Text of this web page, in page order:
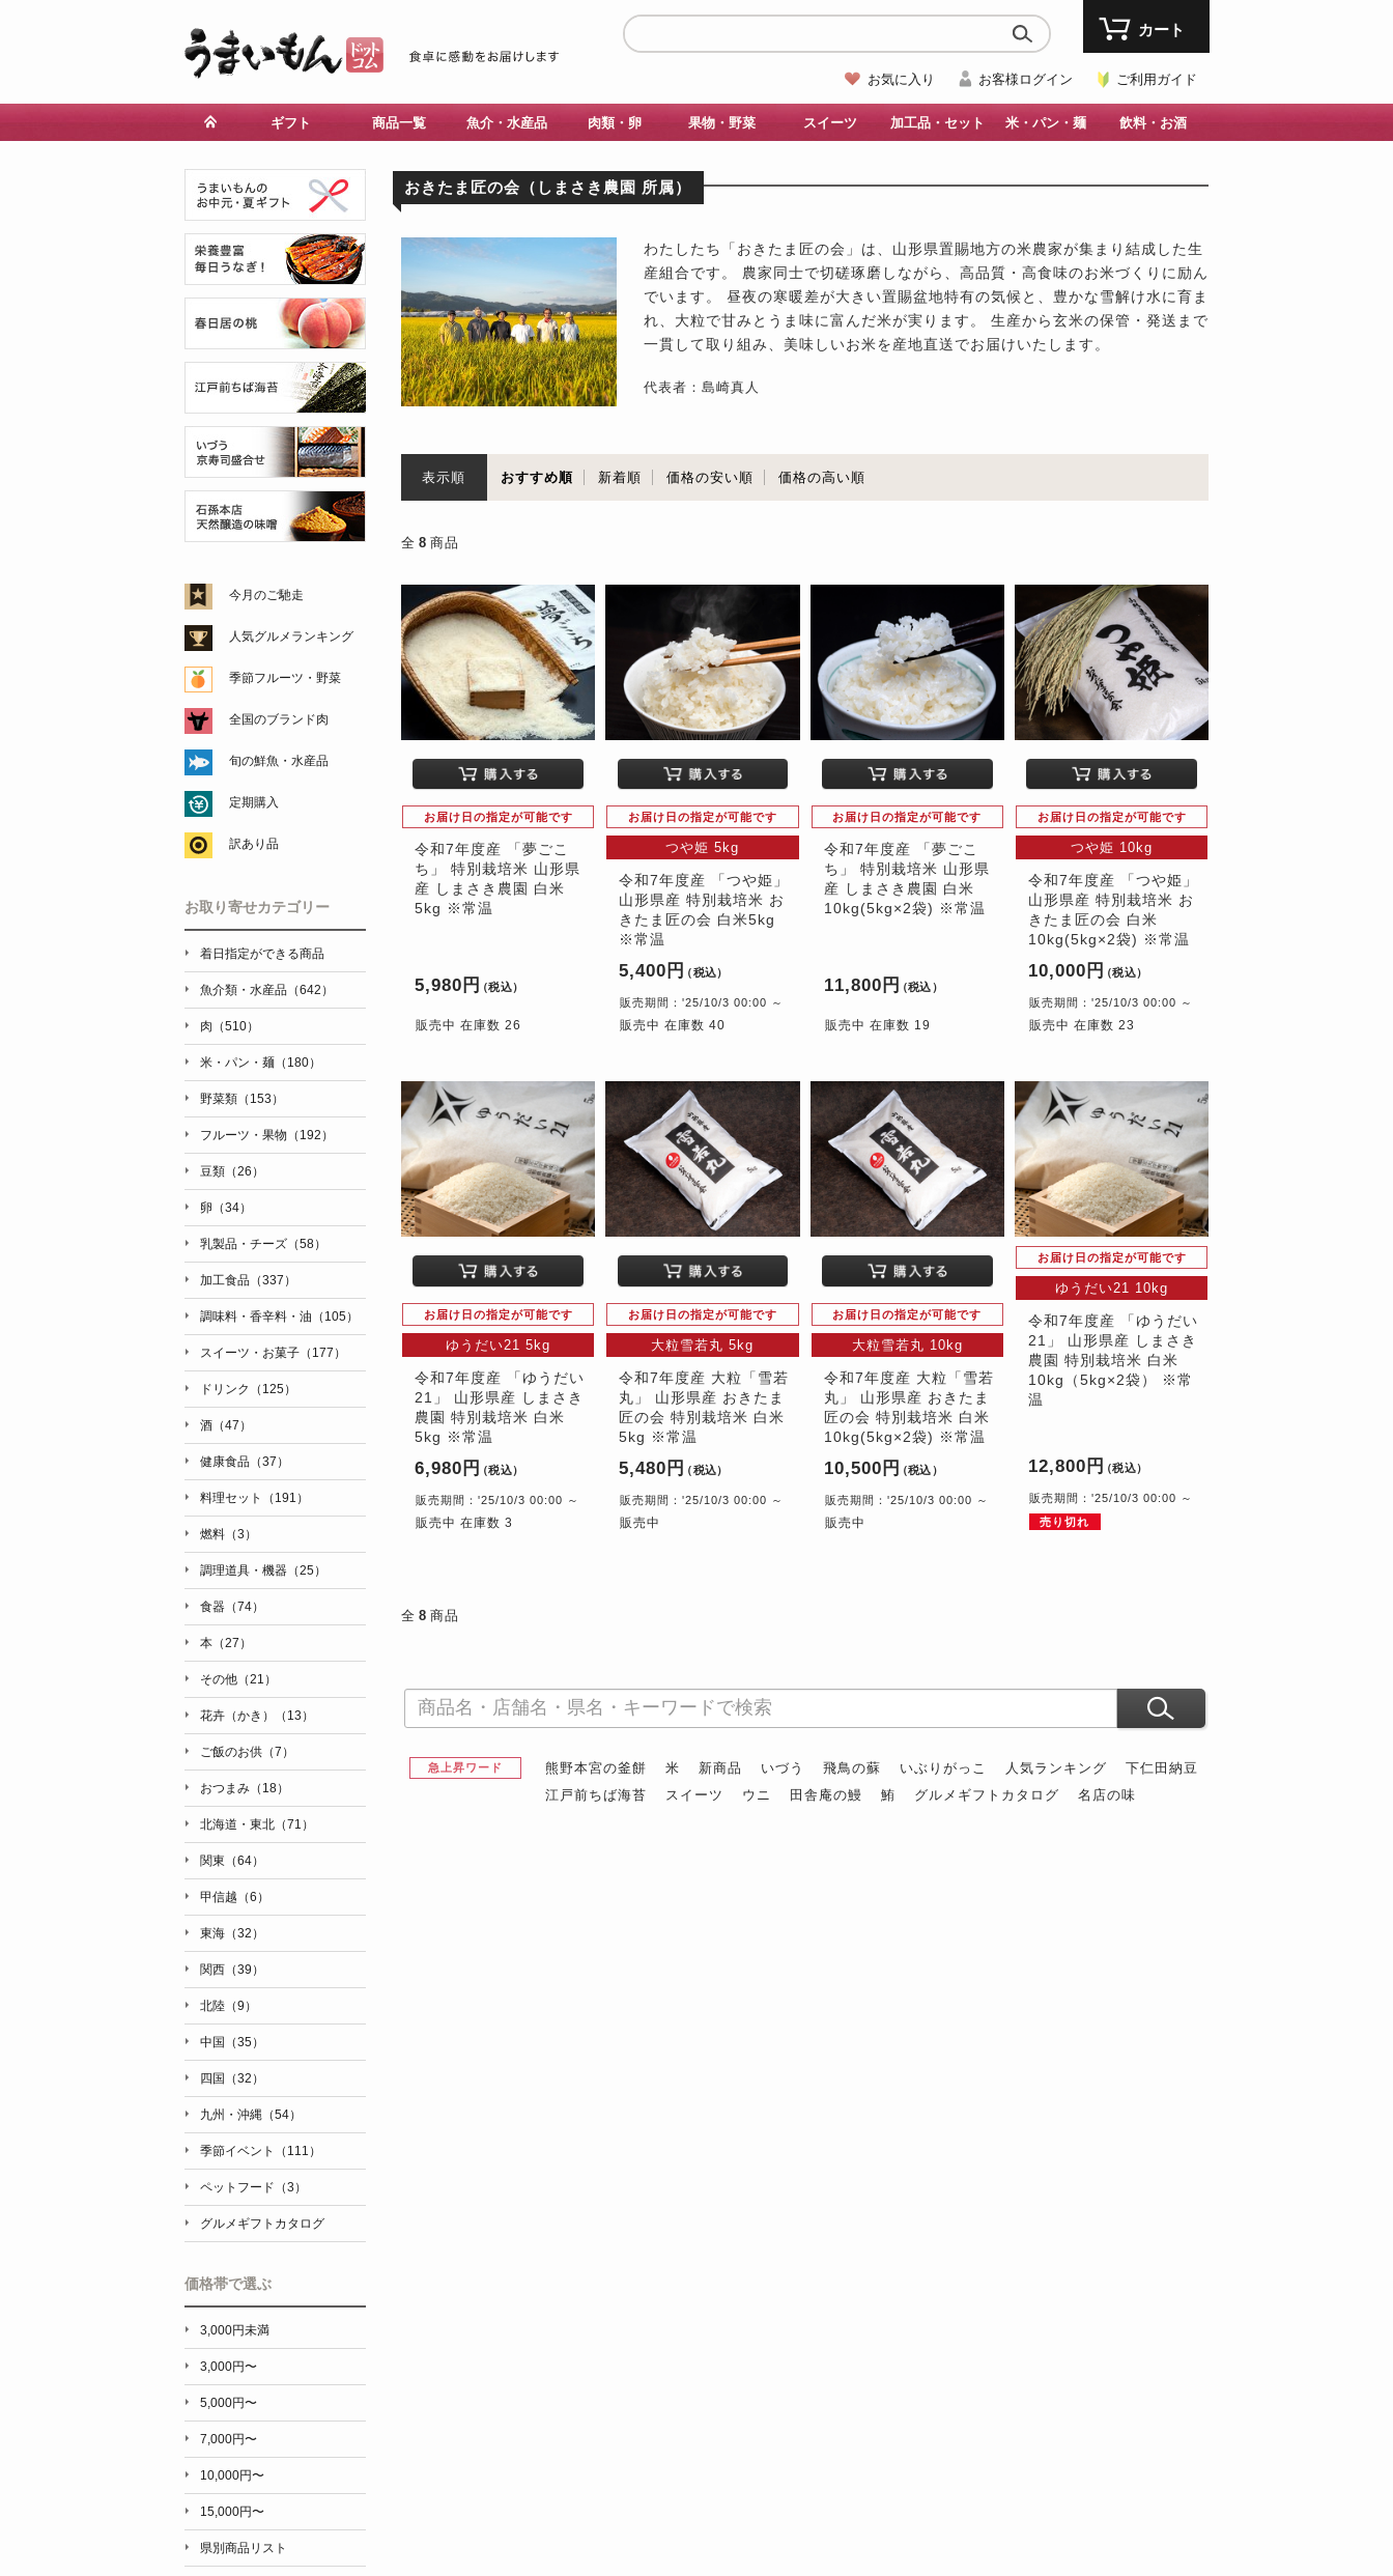
お気に入り お客様ログイン ご利用ガイド
カート
ギフト 商品一覧 魚介・水産品 肉類・卵 果物・野菜 スイーツ 加工品・セット 米・パン・麺 飲料・お酒
おきたま匠の会（しまさき農園 所属）
わたしたち「おきたま匠の会」は、山形県置賜地方の米農家が集まり結成した生
産組合です。 農家同士で切磋琢磨しながら、高品質・高食味のお米づくりに励ん
でいます。 昼夜の寒暖差が大きい置賜盆地特有の気候と、豊かな雪解け水に育ま
れ、大粒で甘みとうま味に富んだ米が実ります。 生産から玄米の保管・発送まで
一貫して取り組み、美味しいお米を産地直送でお届けいたします。
代表者：島崎真人
表示順 おすすめ順 新着順 価格の安い順 価格の高い順
全 8 商品
お届け日の指定が可能です
令和7年度産 「夢ごこ
ち」 特別栽培米 山形県
産 しまさき農園 白米
5kg ※常温
5,980円（税込）
販売中 在庫数 26
お届け日の指定が可能です
つや姫 5kg
令和7年度産 「つや姫」
山形県産 特別栽培米 お
きたま匠の会 白米5kg
※常温
5,400円 （税込）
販売期間：'25/10/3 00:00 ～
販売中 在庫数 40
お届け日の指定が可能です
令和7年度産 「夢ごこ
ち」 特別栽培米 山形県
産 しまさき農園 白米
10kg(5kg×2袋) ※常温
11,800円（税込）
販売中 在庫数 19
お届け日の指定が可能です
つや姫 10kg
令和7年度産 「つや姫」
山形県産 特別栽培米 お
きたま匠の会 白米
10kg(5kg×2袋) ※常温
10,000円 （税込）
販売期間：'25/10/3 00:00 ～
販売中 在庫数 23
お届け日の指定が可能です
ゆうだい21 5kg
令和7年度産 「ゆうだい
21」 山形県産 しまさき
農園 特別栽培米 白米
5kg ※常温
6,980円（税込）
販売期間：'25/10/3 00:00 ～
販売中 在庫数 3
お届け日の指定が可能です
大粒雪若丸 5kg
令和7年度産 大粒「雪若
丸」 山形県産 おきたま
匠の会 特別栽培米 白米
5kg ※常温
5,480円 （税込）
販売期間：'25/10/3 00:00 ～
販売中
お届け日の指定が可能です
大粒雪若丸 10kg
令和7年度産 大粒「雪若
丸」 山形県産 おきたま
匠の会 特別栽培米 白米
10kg(5kg×2袋) ※常温
10,500円（税込）
販売期間：'25/10/3 00:00 ～
販売中
お届け日の指定が可能です
ゆうだい21 10kg
令和7年度産 「ゆうだい
21」 山形県産 しまさき
農園 特別栽培米 白米
10kg（5kg×2袋） ※常
温
12,800円 （税込）
販売期間：'25/10/3 00:00 ～
売り切れ
全 8 商品
急上昇ワード 熊野本宮の釜餅 米 新商品 いづう 飛鳥の蘇 いぶりがっこ 人気ランキング
下仁田納豆
江戸前ちば海苔
スイーツ ウニ 田舎庵の鰻 鮪 グルメギフトカタログ 名店の味
今月のご馳走
人気グルメランキング
季節フルーツ・野菜
全国のブランド肉
旬の鮮魚・水産品
定期購入
訳あり品
お取り寄せカテゴリー
着日指定ができる商品
魚介類・水産品（642）
肉（510）
米・パン・麺（180）
野菜類（153）
フルーツ・果物（192）
豆類（26）
卵（34）
乳製品・チーズ（58）
加工食品（337）
調味料・香辛料・油（105）
スイーツ・お菓子（177）
ドリンク（125）
酒（47）
健康食品（37）
料理セット（191）
燃料（3）
調理道具・機器（25）
食器（74）
本（27）
その他（21）
花卉（かき）（13）
ご飯のお供（7）
おつまみ（18）
北海道・東北（71）
関東（64）
甲信越（6）
東海（32）
関西（39）
北陸（9）
中国（35）
四国（32）
九州・沖縄（54）
季節イベント（111）
ペットフード（3）
グルメギフトカタログ
価格帯で選ぶ
3,000円未満
3,000円〜
5,000円〜
7,000円〜
10,000円〜
15,000円〜
県別商品リスト